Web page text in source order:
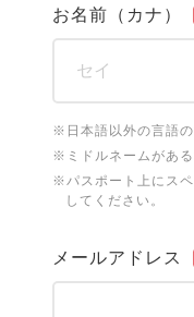
お名前（カナ）
※日本語以外の言語の
※ミドルネームがあ
※パスポート上にス
してください。
メールアドレス